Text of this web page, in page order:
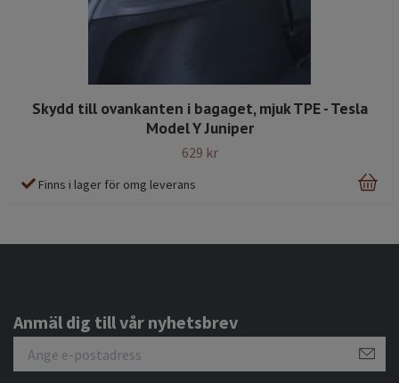
Skydd till ovankanten i bagaget, mjuk TPE - Tesla
Model Y Juniper
629 kr
Finns i lager för omg leverans
Anmäl dig till vår nyhetsbrev